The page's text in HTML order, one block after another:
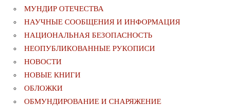
МУНДИР ОТЕЧЕСТВА
НАУЧНЫЕ СООБЩЕНИЯ И ИНФОРМАЦИЯ
НАЦИОНАЛЬНАЯ БЕЗОПАСНОСТЬ
НЕОПУБЛИКОВАННЫЕ РУКОПИСИ
НОВОСТИ
НОВЫЕ КНИГИ
ОБЛОЖКИ
ОБМУНДИРОВАНИЕ И СНАРЯЖЕНИЕ